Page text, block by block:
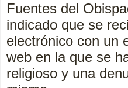
Fuentes del
indicado que se
electrónico con un
web en la que se
religioso y una